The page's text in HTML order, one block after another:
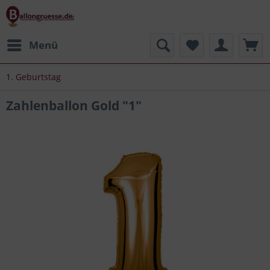
Menü
1. Geburtstag
Zahlenballon Gold "1"